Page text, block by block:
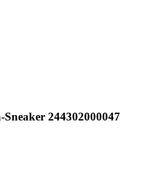
244302000047